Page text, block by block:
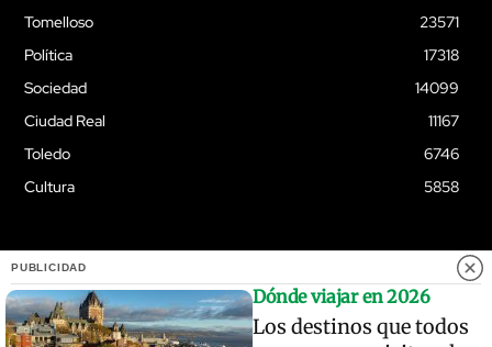
Tomelloso
23571
Política
17318
Sociedad
14099
Ciudad Real
11167
Toledo
6746
Cultura
5858
© Quixoteus
PUBLICIDAD
Dónde viajar en 2026
Los destinos que todos